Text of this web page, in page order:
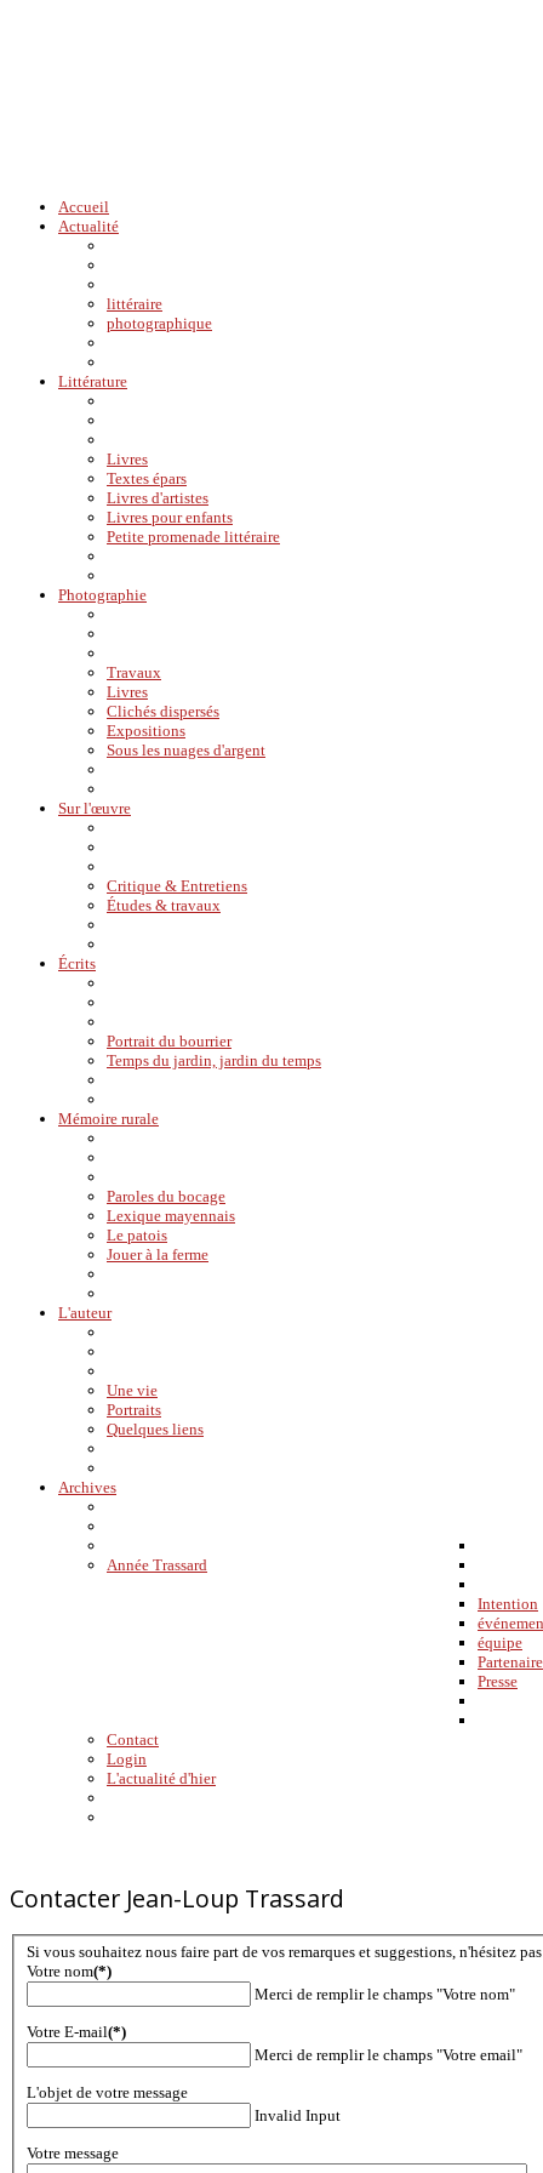
Accueil
Actualité
littéraire
photographique
Littérature
Livres
Textes épars
Livres d'artistes
Livres pour enfants
Petite promenade littéraire
Photographie
Travaux
Livres
Clichés dispersés
Expositions
Sous les nuages d'argent
Sur l'œuvre
Critique & Entretiens
Études & travaux
Écrits
Portrait du bourrier
Temps du jardin, jardin du temps
Mémoire rurale
Paroles du bocage
Lexique mayennais
Le patois
Jouer à la ferme
L'auteur
Une vie
Portraits
Quelques liens
Archives
Année Trassard
Intention
équipe
Presse
Contact
Login
L'actualité d'hier
Contacter Jean-Loup Trassard
Si vous souhaitez nous faire part de vos remarques et suggestions, n'hésitez
Votre nom(*)
Merci de remplir le champs "Votre nom"
Votre E-mail(*)
Merci de remplir le champs "Votre email"
L'objet de votre message
Invalid Input
Votre message